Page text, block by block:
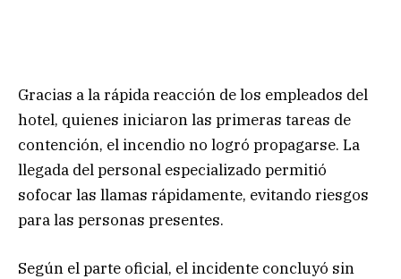
Gracias a la rápida reacción de los empleados del
hotel, quienes iniciaron las primeras tareas de
contención, el incendio no logró propagarse. La
llegada del personal especializado permitió
sofocar las llamas rápidamente, evitando riesgos
para las personas presentes.
Según el parte oficial, el incidente concluyó sin